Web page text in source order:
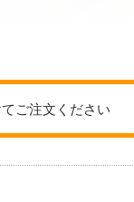
ご注文ください